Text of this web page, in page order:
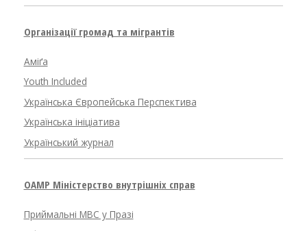
Організації громад та мігрантів
Аміґа
Youth Included
Українська Європейська Перспектива
Українська ініціатива
Український журнал
OAMP Міністерство внутрішніх справ
Приймальні МВС у Празі